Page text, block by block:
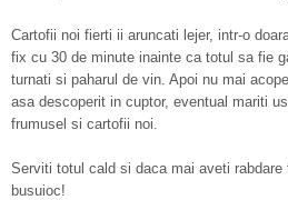
Cartofii noi fierti ii aruncati lejer, intr-o
fix cu 30 de minute inainte ca totul sa fie
turnati si paharul de vin. Apoi nu mai
asa descoperit in cuptor, eventual mariti
frumusel si cartofii noi.
Serviti totul cald si daca mai aveti
busuioc!